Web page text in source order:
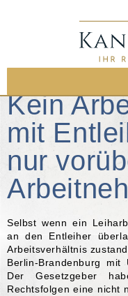
Kein
mit
nur
Selbst wenn ein
an den Entleiher
Arbeitsverhältnis
Berlin-Brandenburg mit
Der Gesetzgeber
Rechtsfolgen eine nicht